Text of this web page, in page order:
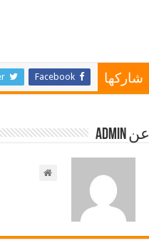
شاركها Facebook
عن admin